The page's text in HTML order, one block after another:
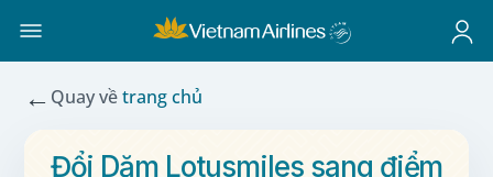
← Quay vềtrang chủ
Đổi Dặm Lotusmiles sang điểm